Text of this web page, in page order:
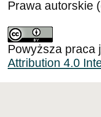
Prawa autorskie
Powyższa praca
Attribution 4.0